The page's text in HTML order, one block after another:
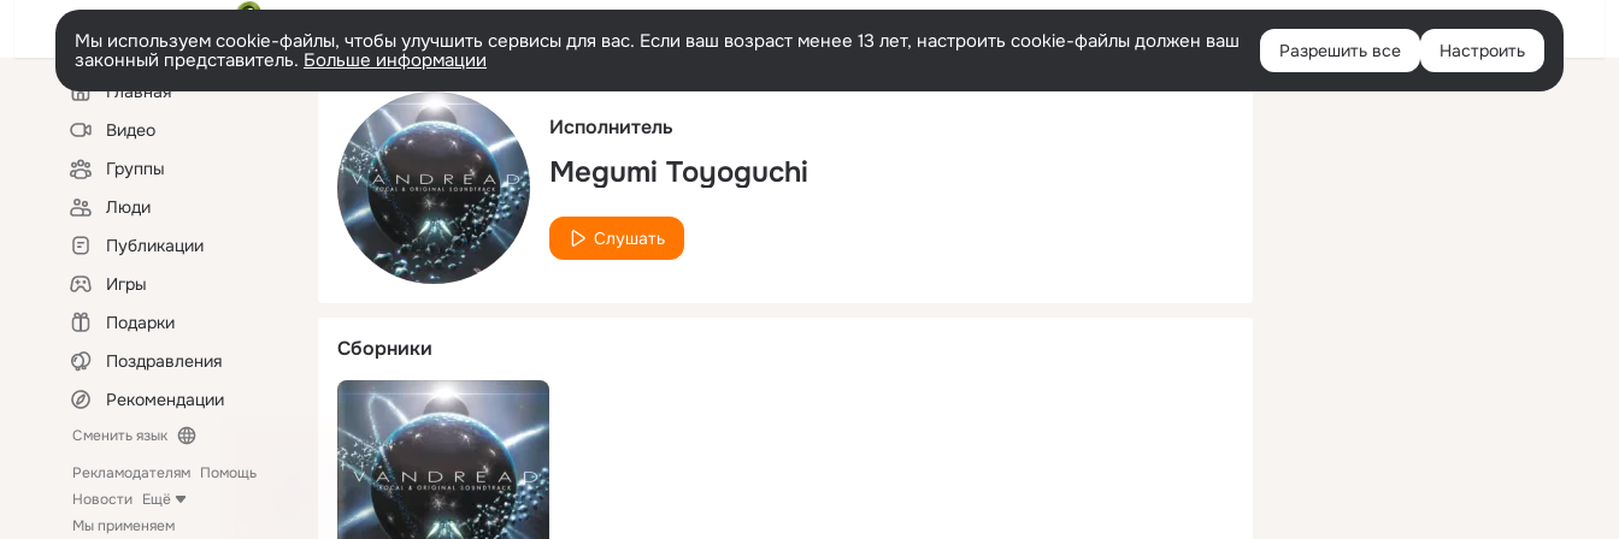
Русский Войти
Мы используем cookie-файлы, чтобы улучшить сервисы для вас. Если ваш возраст менее 13 лет, настроить cookie-файлы должен ваш
законный представитель. Больше информации Разрешить все Настроить
Левая
колонкаГлавная
Видео
Группы
Люди
Публикации
Игры
Подарки
Поздравления
Рекомендации
Сменить язык
Рекламодателям Помощь
Новости Ещё
Мы применяем
Исполнитель
Megumi Toyoguchi
Слушать
Сборники